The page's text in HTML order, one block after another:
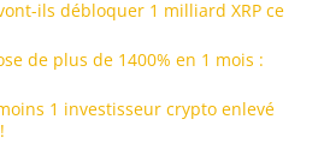
ils débloquer 1 milliard XRP ce
de plus de 1400% en 1 mois :
1 investisseur crypto enlevé